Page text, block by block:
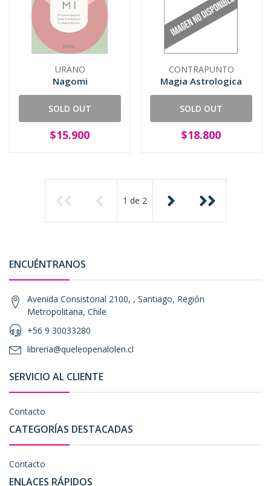
URANO
Nagomi
SOLD OUT
$15.900
CONTRAPUNTO
Magia Astrologica
SOLD OUT
$18.800
1 de 2
ENCUÉNTRANOS
Avenida Consistorial 2100, , Santiago, Región
Metropolitana, Chile
+56 9 30033280
libreria@queleopenalolen.cl
SERVICIO AL CLIENTE
Contacto
CATEGORÍAS DESTACADAS
Contacto
ENLACES RÁPIDOS